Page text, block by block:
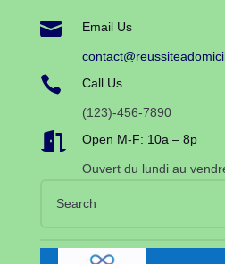
 Email Us
 Call Us
(123)-456-7890
 Open M-F: 10a – 8p
Ouvert du lundi au